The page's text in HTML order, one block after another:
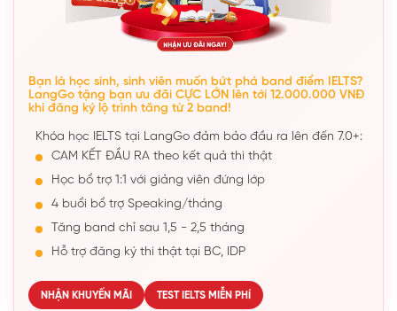
Bạn là học sinh, sinh viên muốn bứt phá band điểm IELTS?
LangGo tặng bạn ưu đãi CỰC LỚN lên tới 12.000.000 VNĐ
khi đăng ký lộ trình tăng từ 2 band!
Khóa học IELTS tại LangGo đảm bảo đầu ra lên đến 7.0+:
CAM KẾT ĐẦU RA theo kết quả thi thật
Học bổ trợ 1:1 với giảng viên đứng lớp
4 buổi bổ trợ Speaking/tháng
Tăng band chỉ sau 1,5 - 2,5 tháng
Hỗ trợ đăng ký thi thật tại BC, IDP
NHẬN KHUYẾN MÃI TEST IELTS MIỄN PHÍ